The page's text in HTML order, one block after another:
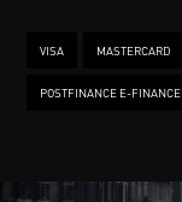
VISA MASTERCARD
POSTFINANCE E-FINANCE